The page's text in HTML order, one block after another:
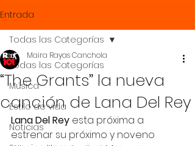
Entrada
Todas las Categorías
Música
Estilo de vida
Noticias
Todas las Categorías
“The Grants” la nueva
canción de Lana Del Rey
Maira Rayas Canchola
Lana Del Rey esta próxima a
estrenar su próximo y noveno